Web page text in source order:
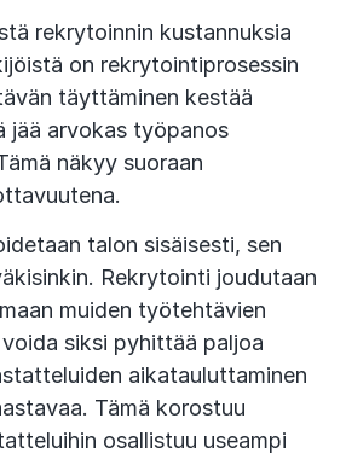
rekrytoinnin kustannuksia
on rekrytointiprosessin
täyttäminen kestää
jää arvokas työpanos
näkyy suoraan
talon sisäisesti, sen
Rekrytointi joudutaan
muiden työtehtävien
siksi pyhittää paljoa
aikatauluttaminen
Tämä korostuu
osallistuu useampi